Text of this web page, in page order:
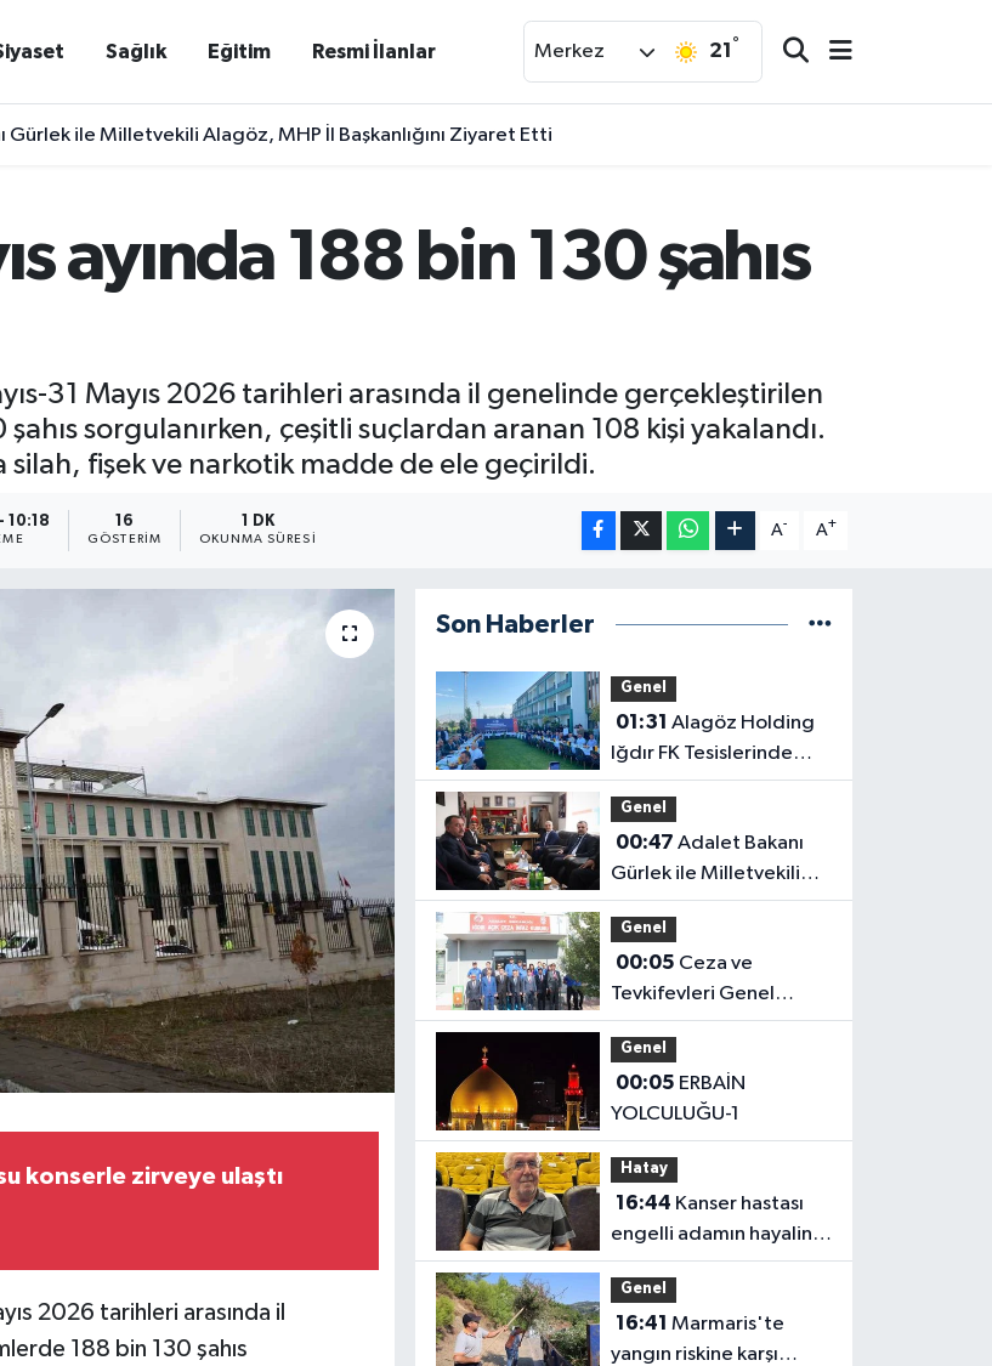
Sağlık Eğitim Resmi İlanlar Merkez 21 °
Gürlek ile Milletvekili Alagöz, MHP İl Başkanlığını Ziyaret Etti
ayında 188 bin 130 şahıs
31 Mayıs 2026 tarihleri arasında il genelinde gerçekleştirilen
sorgulanırken, çeşitli suçlardan aranan 108 kişi yakalandı.
fişek ve narkotik madde de ele geçirildi.
10:18 16
GÖSTERIM
1 DK
OKUNMA SÜRESI
A- A+
konserle zirveye ulaştı
2026 tarihleri arasında il
188 bin 130 şahıs
Son Haberler
Genel
01:31
Iğdır FK Tesislerinde
Kanaat Önderleriyle Bir
Araya Geldiler
Genel
00:47
Gürlek ile Milletvekili
Alagöz, MHP İl
Başkanlığını Ziyaret Etti
Genel
00:05
Tevkifevleri Genel
Müdürü Çelebi
Yılmaz’dan Iğdır’daki
Kurumlara Ziyaret ve
Üretim İncelemesi
Genel
00:05
YOLCULUĞU-1
Hatay
16:44
engelli adamın hayalini
bile kuramadığı evine
kavuşunca döktüğü
gözyaşı duygulandırdı
Genel
16:41
yangın riskine karşı